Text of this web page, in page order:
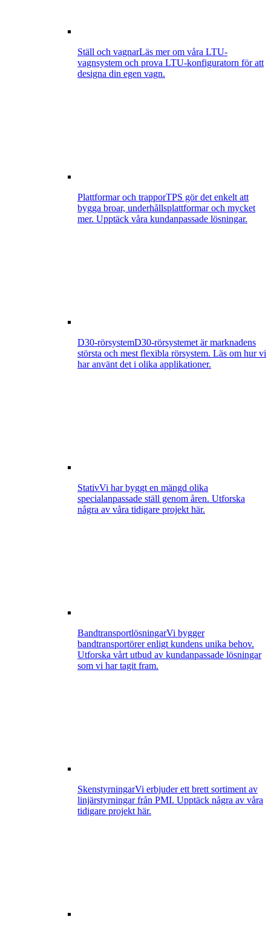
Ställ och vagnarLäs mer om våra LTU-
vagnsystem och prova LTU-konfiguratorn för att
designa din egen vagn.
Plattformar och trapporTPS gör det enkelt att
bygga broar, underhållsplattformar och mycket
mer. Upptäck våra kundanpassade lösningar.
D30-rörsystemD30-rörsystemet är marknadens
största och mest flexibla rörsystem. Läs om hur vi
har använt det i olika applikationer.
StativVi har byggt en mängd olika
specialanpassade ställ genom åren. Utforska
några av våra tidigare projekt här.
BandtransportlösningarVi bygger
bandtransportörer enligt kundens unika behov.
Utforska vårt utbud av kundanpassade lösningar
som vi har tagit fram.
SkenstyrningarVi erbjuder ett brett sortiment av
linjärstyrningar från PMI. Upptäck några av våra
tidigare projekt här.